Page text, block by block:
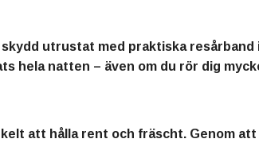
utrustat med praktiska
hela natten – även om du rör dig
att hålla rent och fräscht. Genom